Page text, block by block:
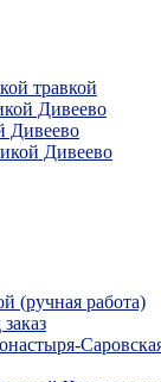
травкой
Дивеево
Дивеево
Дивеево
(ручная работа)